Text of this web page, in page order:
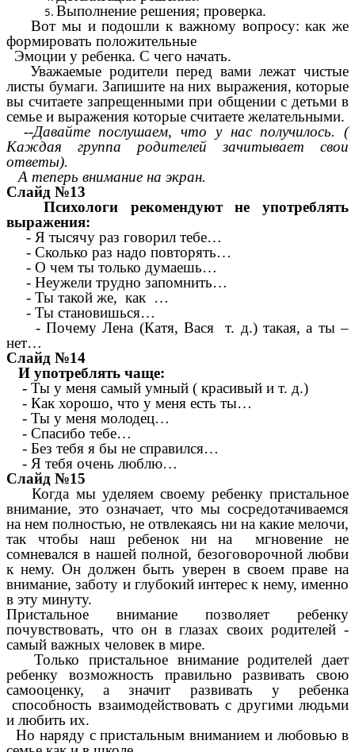
Выполнение решения; проверка.
Вот мы и подошли к важному вопросу: как же
формировать положительные
Эмоции у ребенка. С чего начать.
Уважаемые родители перед вами лежат чистые
листы бумаги. Запишите на них выражения, которые
вы считаете запрещенными при общении с детьми в
семье и выражения которые считаете желательными.
--Давайте послушаем, что у нас получилось. (
Каждая группа родителей зачитывает свои
ответы).
А теперь внимание на экран.
Слайд №13
Психологи рекомендуют не употреблять
выражения:
- Я тысячу раз говорил тебе…
- Сколько раз надо повторять…
- О чем ты только думаешь…
- Неужели трудно запомнить…
- Ты такой же, как …
- Ты становишься…
- Почему Лена (Катя, Вася т. д.) такая, а ты –
нет…
Слайд №14
И употреблять чаще:
- Ты у меня самый умный ( красивый и т. д.)
- Как хорошо, что у меня есть ты…
- Ты у меня молодец…
- Спасибо тебе…
- Без тебя я бы не справился…
- Я тебя очень люблю…
Слайд №15
Когда мы уделяем своему ребенку пристальное
внимание, это означает, что мы сосредотачиваемся
на нем полностью, не отвлекаясь ни на какие мелочи,
так чтобы наш ребенок ни на мгновение не
сомневался в нашей полной, безоговорочной любви
к нему. Он должен быть уверен в своем праве на
внимание, заботу и глубокий интерес к нему, именно
в эту минуту.
Пристальное внимание позволяет ребенку
почувствовать, что он в глазах своих родителей -
самый важных человек в мире.
Только пристальное внимание родителей дает
ребенку возможность правильно развивать свою
самооценку, а значит развивать у ребенка
способность взаимодействовать с другими людьми
и любить их.
Но наряду с пристальным вниманием и любовью в